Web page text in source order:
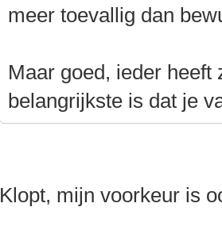
meer toevallig dan
Maar goed, ieder heeft
belangrijkste is dat je
Klopt, mijn voorkeur is